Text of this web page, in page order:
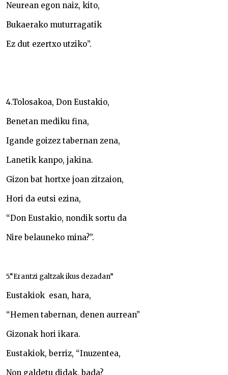
Neurean egon naiz, kito,
Bukaerako muturragatik
Ez dut ezertxo utziko”.
4.Tolosakoa, Don Eustakio,
Benetan mediku fina,
Igande goizez tabernan zena,
Lanetik kanpo, jakina.
Gizon bat hortxe joan zitzaion,
Hori da eutsi ezina,
“Don Eustakio, nondik sortu da
Nire belauneko mina?”.
5.“Erantzi galtzak ikus dezadan”
Eustakiok esan, hara,
“Hemen tabernan, denen aurrean”
Gizonak hori ikara.
Eustakiok, berriz, “Inuzentea,
Non galdetu didak, bada?